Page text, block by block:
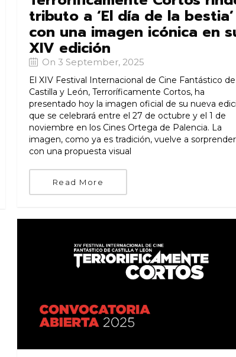
tributo a ‘El día de la bestia’
con una imagen icónica en
XIV edición
On 3 September, 2025
El XIV Festival Internacional de Cine Fantástico de
Castilla y León, Terroríficamente Cortos, ha
presentado hoy la imagen oficial de su nueva
que se celebrará entre el 27 de octubre y el 1 de
noviembre en los Cines Ortega de Palencia. La
imagen, como ya es tradición, vuelve a sorprender
con una propuesta visual
Read More